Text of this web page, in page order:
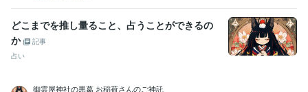
どこまでを推し量ること、占うことができるの
か
記事
占い
御霊屋神社の黒葛 お稲荷さんのご神託